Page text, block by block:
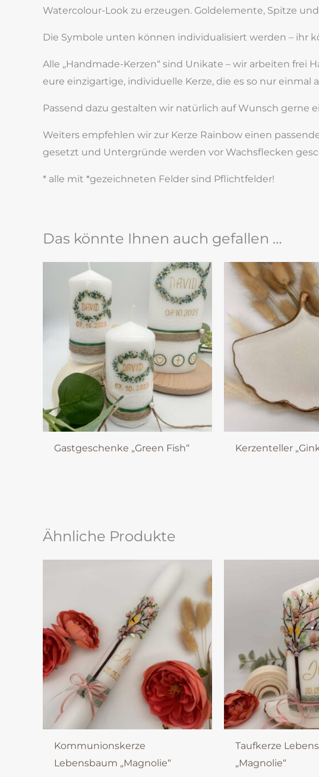
Watercolour-Look zu erzeugen. Goldelemente, Spitze
Die Symbole unten können individualisiert werden – ihr
Alle „Handmade-Kerzen“ sind Unikate – wir arbeiten
eure einzigartige, individuelle Kerze, die es so nur einmal
Passend dazu gestalten wir natürlich auf Wunsch gerne
Weiters empfehlen wir zur Kerze Rainbow einen
gesetzt und Untergründe werden vor Wachsflecken
* alle mit *gezeichneten Felder sind Pflichtfelder!
Das könnte Ihnen auch gefallen …
Gastgeschenke „Green Fish“ Kerzenteller
Ähnliche Produkte
Kommunionskerze
Lebensbaum „Magnolie“
Taufkerze
„Magnolie“